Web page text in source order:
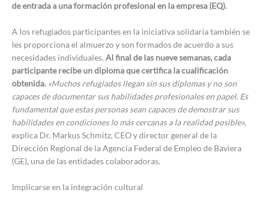
de entrada a una formación profesional en la empresa (EQ).
A los refugiados participantes en la iniciativa solidaria también se
les proporciona el almuerzo y son formados de acuerdo a sus
necesidades individuales. Al final de las nueve semanas, cada
participante recibe un diploma que certifica la cualificación
obtenida. «Muchos refugiados llegan sin sus diplomas y no son
capaces de documentar sus habilidades profesionales en papel. Es
fundamental que estas personas sean capaces de demostrar sus
habilidades en condiciones lo más cercanas a la realidad posible»,
explica Dr. Markus Schmitz, CEO y director general de la
Dirección Regional de la Agencia Federal de Empleo de Baviera
(GE), una de las entidades colaboradoras.
Implicarse en la integración cultural